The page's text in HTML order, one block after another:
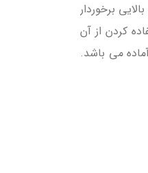
برخوردار
کردن از آن
می باشد.